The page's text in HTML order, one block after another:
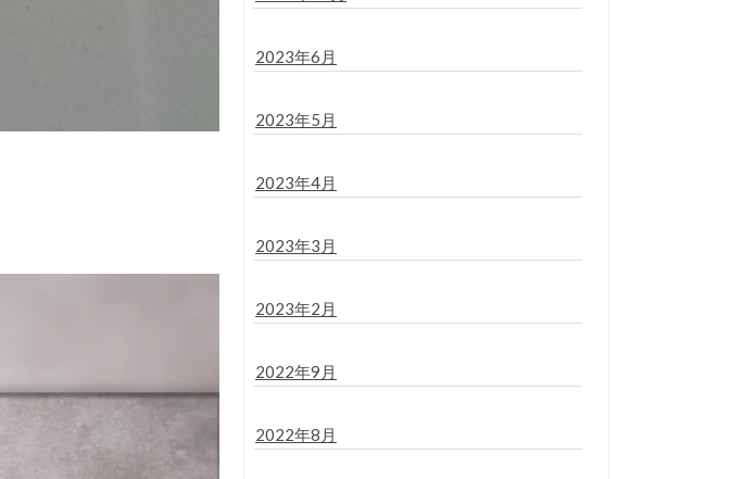
2023年6月
2023年5月
2023年4月
2023年3月
2023年2月
2022年9月
2022年8月